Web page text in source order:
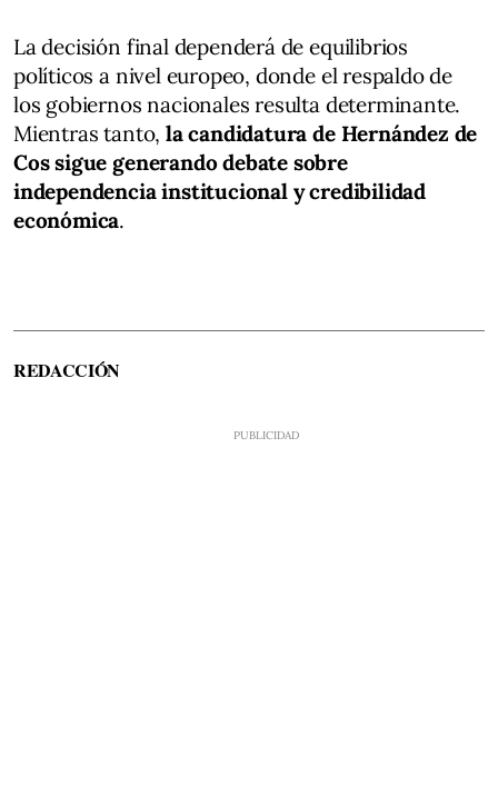
La decisión final dependerá de equilibrios
políticos a nivel europeo, donde el respaldo de
los gobiernos nacionales resulta determinante.
Mientras tanto, la candidatura de Hernández de
Cos sigue generando debate sobre
independencia institucional y credibilidad
económica.
REDACCIÓN